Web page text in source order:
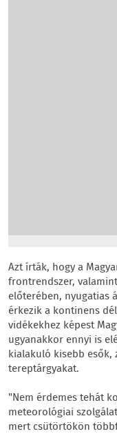
Azt írták, hogy a
frontrendszer,
előterében, nyugatias
érkezik a kontinens
vidékekhez képest
ugyanakkor ennyi is
kialakuló kisebb esők,
tereptárgyakat.
"Nem érdemes tehát
meteorológiai
mert csütörtökön